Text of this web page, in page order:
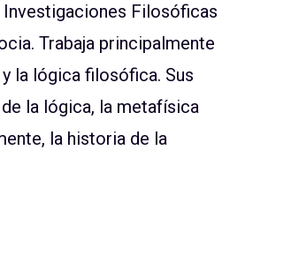
Filosóficas
Trabaja principalmente
la lógica filosófica. Sus
la lógica, la metafísica
la historia de la